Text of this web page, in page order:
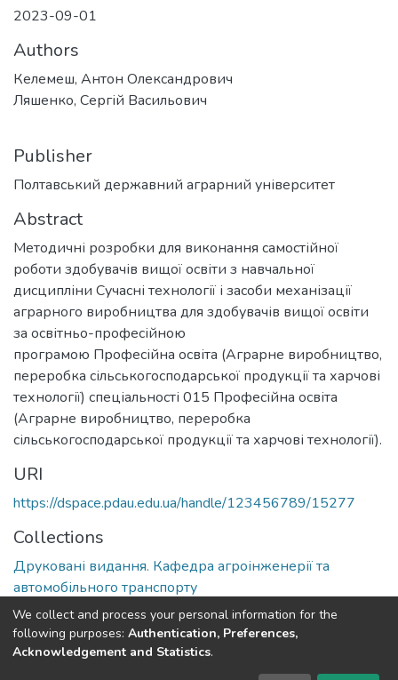
2023-09-01
Authors
Келемеш, Антон Олександрович
Ляшенко, Сергій Васильович
Publisher
Полтавський державний аграрний університет
Abstract
Методичні розробки для виконання самостійної
роботи здобувачів вищої освіти з навчальної
дисципліни Сучасні технології і засоби механізації
аграрного виробництва для здобувачів вищої освіти
за освітньо-професійною
програмою Професійна освіта (Аграрне виробництво,
переробка сільськогосподарської продукції та харчові
технології) спеціальності 015 Професійна освіта
(Аграрне виробництво, переробка
сільськогосподарської продукції та харчові технології).
URI
https://dspace.pdau.edu.ua/handle/123456789/15277
Collections
Друковані видання. Кафедра агроінженерії та
автомобільного транспорту
Full item page
We collect and process your personal information for the
following purposes: Authentication, Preferences,
Acknowledgement and Statistics.